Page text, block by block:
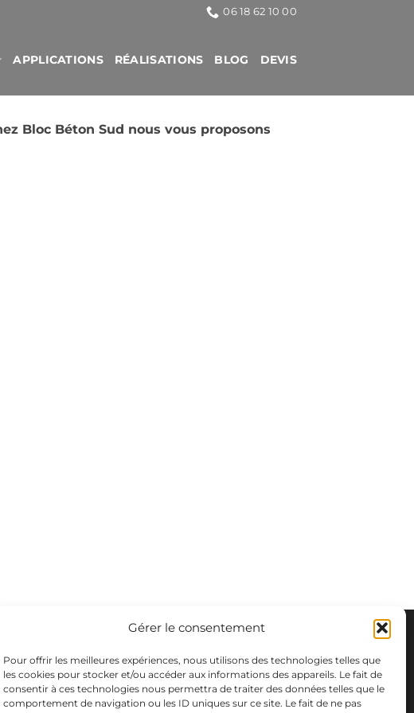
Gérer le consentement
Pour offrir les meilleures expériences, nous utilisons des technologies telles que
les cookies pour stocker et/ou accéder aux informations des appareils. Le fait de
consentir à ces technologies nous permettra de traiter des données telles que le
comportement de navigation ou les ID uniques sur ce site. Le fait de ne pas
06 18 62 10 00
APPLICATIONS RÉALISATIONS BLOG DEVIS
Bloc Béton Sud nous vous proposons